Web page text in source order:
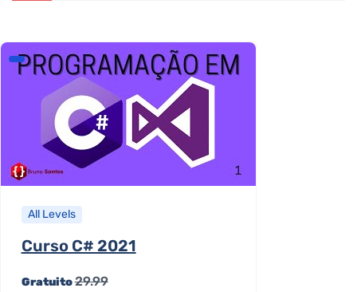
All Levels
Curso C# 2021
Gratuito29.99